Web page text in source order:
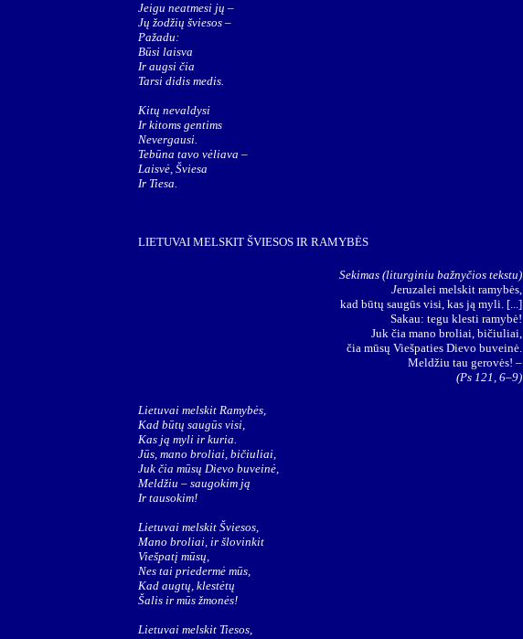
Jeigu neatmesi jų –
Jų žodžių šviesos –
Pažadu:
Būsi laisva
Ir augsi čia
Tarsi didis medis.
Kitų nevaldysi
Ir kitoms gentims
Nevergausi.
Tebūna tavo vėliava –
Laisvė, Šviesa
Ir Tiesa.
LIETUVAI MELSKIT ŠVIESOS IR RAMYBĖS
Sekimas (liturginiu bažnyčios tekstu)
Jeruzalei melskit ramybės,
kad būtų saugūs visi, kas ją myli. [...]
Sakau: tegu klesti ramybė!
Juk čia mano broliai, bičiuliai,
čia mūsų Viešpaties Dievo buveinė.
Meldžiu tau gerovės! –
(Ps 121, 6–9)
Lietuvai melskit Ramybės,
Kad būtų saugūs visi,
Kas ją myli ir kuria.
Jūs, mano broliai, bičiuliai,
Juk čia mūsų Dievo buveinė,
Meldžiu – saugokim ją
Ir tausokim!
Lietuvai melskit Šviesos,
Mano broliai, ir šlovinkit
Viešpatį mūsų,
Nes tai priedermė mūs,
Kad augtų, klestėtų
Šalis ir mūs žmonės!
Lietuvai melskit Tiesos,